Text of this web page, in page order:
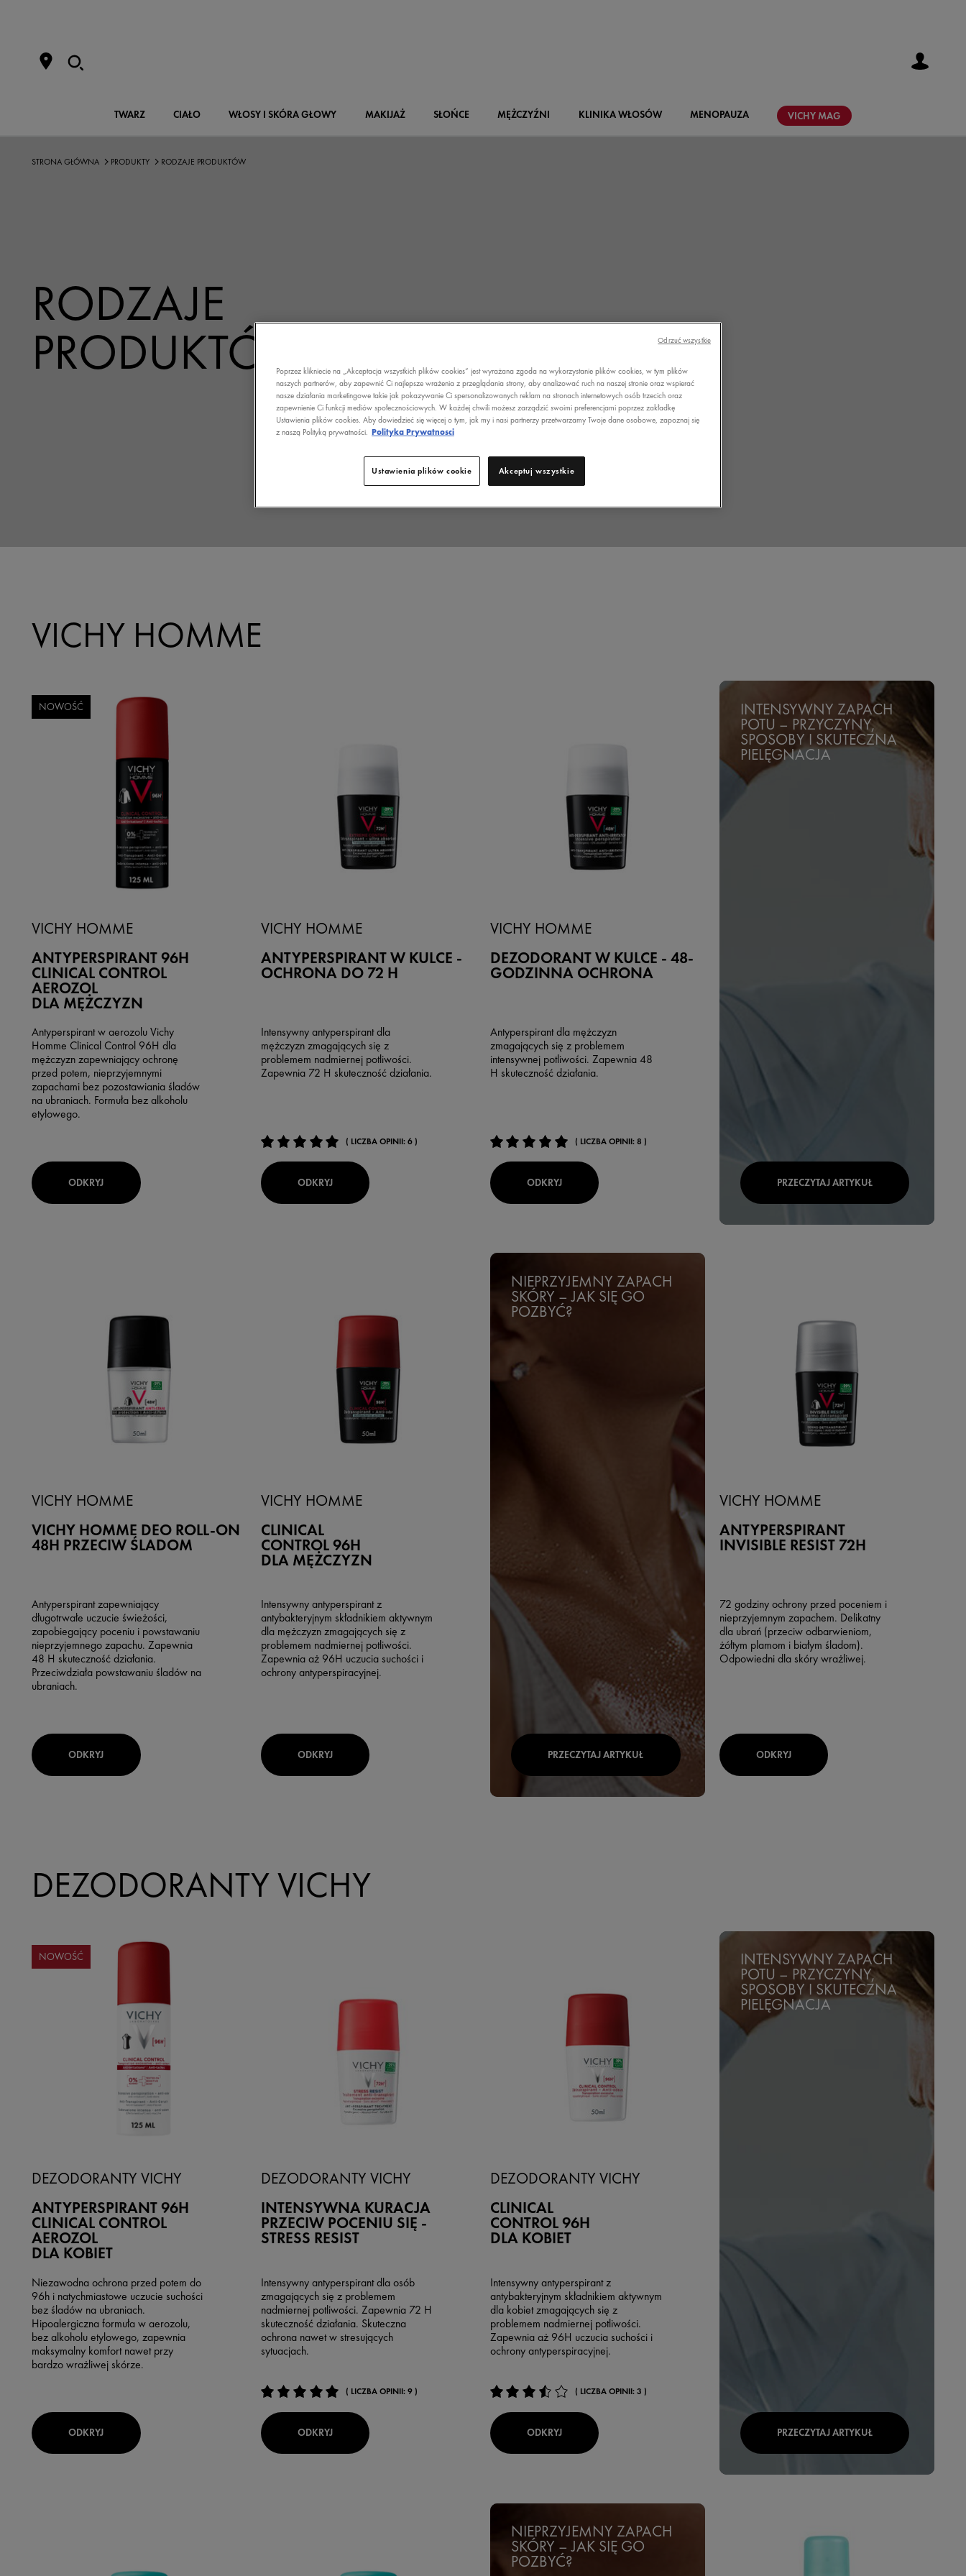
TWARZ CIAŁO WŁOSY I SKÓRA GŁOWY MAKIJAŻ SŁOŃCE MĘŻCZYŹNI KLINIKA WŁOSÓW MENOPAUZA VICHY MAG
STRONA GŁÓWNA PRODUKTY RODZAJE PRODUKTÓW
RODZAJE
PRODUKTÓW
VICHY HOMME
NOWOŚĆ
VICHY HOMME
ANTYPERSPIRANT 96H
CLINICAL CONTROL
AEROZOL
DLA MĘŻCZYZN
Antyperspirant w aerozolu Vichy
Homme Clinical Control 96H dla
mężczyzn zapewniający ochronę
przed potem, nieprzyjemnymi
zapachami bez pozostawiania śladów
na ubraniach. Formuła bez alkoholu
etylowego.
ODKRYJ
VICHY HOMME
ANTYPERSPIRANT W KULCE -
OCHRONA DO 72 H
Intensywny antyperspirant dla
mężczyzn zmagających się z
problemem nadmiernej potliwości.
Zapewnia 72 H skuteczność działania.
( LICZBA OPINII: 6 )
ODKRYJ
VICHY HOMME
DEZODORANT W KULCE - 48-
GODZINNA OCHRONA
Antyperspirant dla mężczyzn
zmagających się z problemem
intensywnej potliwości. Zapewnia 48
H skuteczność działania.
( LICZBA OPINII: 8 )
ODKRYJ
INTENSYWNY ZAPACH
POTU – PRZYCZYNY,
SPOSOBY I SKUTECZNA
PIELĘGNACJA
PRZECZYTAJ ARTYKUŁ
VICHY HOMME
VICHY HOMME DEO ROLL-ON
48H PRZECIW ŚLADOM
Antyperspirant zapewniający
długotrwałe uczucie świeżości,
zapobiegający poceniu i powstawaniu
nieprzyjemnego zapachu. Zapewnia
48 H skuteczność działania.
Przeciwdziała powstawaniu śladów na
ubraniach.
ODKRYJ
VICHY HOMME
CLINICAL
CONTROL 96H
DLA MĘŻCZYZN
Intensywny antyperspirant z
antybakteryjnym składnikiem aktywnym
dla mężczyzn zmagających się z
problemem nadmiernej potliwości.
Zapewnia aż 96H uczucia suchości i
ochrony antyperspiracyjnej.
ODKRYJ
NIEPRZYJEMNY ZAPACH
SKÓRY – JAK SIĘ GO
POZBYĆ?
PRZECZYTAJ ARTYKUŁ
VICHY HOMME
ANTYPERSPIRANT
INVISIBLE RESIST 72H
72 godziny ochrony przed poceniem i
nieprzyjemnym zapachem. Delikatny
dla ubrań (przeciw odbarwieniom,
żółtym plamom i białym śladom).
Odpowiedni dla skóry wrażliwej.
ODKRYJ
DEZODORANTY VICHY
NOWOŚĆ
DEZODORANTY VICHY
ANTYPERSPIRANT 96H
CLINICAL CONTROL
AEROZOL
DLA KOBIET
Niezawodna ochrona przed potem do
96h i natychmiastowe uczucie suchości
bez śladów na ubraniach.
Hipoalergiczna formuła w aerozolu,
bez alkoholu etylowego, zapewnia
maksymalny komfort nawet przy
bardzo wrażliwej skórze.
ODKRYJ
DEZODORANTY VICHY
INTENSYWNA KURACJA
PRZECIW POCENIU SIĘ -
STRESS RESIST
Intensywny antyperspirant dla osób
zmagających się z problemem
nadmiernej potliwości. Zapewnia 72 H
skuteczność działania. Skuteczna
ochrona nawet w stresujących
sytuacjach.
( LICZBA OPINII: 9 )
ODKRYJ
DEZODORANTY VICHY
CLINICAL
CONTROL 96H
DLA KOBIET
Intensywny antyperspirant z
antybakteryjnym składnikiem aktywnym
dla kobiet zmagających się z
problemem nadmiernej potliwości.
Zapewnia aż 96H uczucia suchości i
ochrony antyperspiracyjnej.
( LICZBA OPINII: 3 )
ODKRYJ
INTENSYWNY ZAPACH
POTU – PRZYCZYNY,
SPOSOBY I SKUTECZNA
PIELĘGNACJA
PRZECZYTAJ ARTYKUŁ
NIEPRZYJEMNY ZAPACH
SKÓRY – JAK SIĘ GO
POZBYĆ?
Poprzez klikniecie na „Akceptacja wszystkich plików cookies” jest wyrażana zgoda na wykorzystanie plików cookies, w tym plików
naszych partnerów, aby zapewnić Ci najlepsze wrażenia z przeglądania strony, aby analizować ruch na naszej stronie oraz wspierać
nasze działania marketingowe takie jak pokazywanie Ci spersonalizowanych reklam na stronach internetowych osób trzecich oraz
zapewnienie Ci funkcji mediów społecznościowych. W każdej chwili możesz zarządzić swoimi preferencjami poprzez zakładkę
Ustawienia plików cookies. Aby dowiedzieć się więcej o tym, jak my i nasi partnerzy przetwarzamy Twoje dane osobowe, zapoznaj się
z naszą Polityką prywatności. Polityka Prywatnosci
Ustawienia plików cookie Akceptuj wszystkie
Odrzuć wszystkie